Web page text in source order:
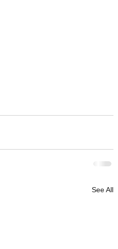
See All